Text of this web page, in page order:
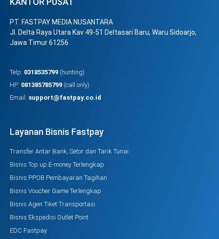
PT. FASTPAY MEDIA NUSANTARA
Jl. Delta Raya Utara Kav 49-51 Deltasari Baru, Waru Sidoarjo,
Jawa Timur 61256
Telp: 0318535799 (hunting)
HP: 081385785799 (call only)
Email: support@fastpay.co.id
Layanan Bisnis Fastpay
Transfer Antar Bank, Setor dan Tarik Tunai
Bisnis Top up E-money Terlengkap
Bisnis PPOB Pembayaran Tagihan
Bisnis Voucher Game Terlengkap
Bisnis Agen Tiket Transportasi
Bisnis Ekspedisi Outlet Point
EDC Fastpay